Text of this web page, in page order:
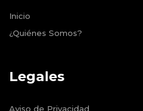
Inicio
¿Quiénes Somos?
Legales
Aviso de Privacidad